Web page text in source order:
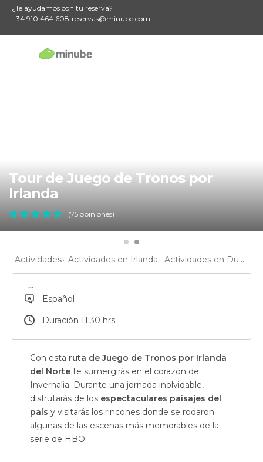
¿Te ayudamos con tu reserva?
+34 910 464 608 reservas@minube.com
Tour de Juego de Tronos por
Irlanda
(75 opiniones)
Actividades Actividades en Irlanda Actividades en Dublín
Español
Duración 11:30 hrs.
Con esta ruta de Juego de Tronos por Irlanda
del Norte te sumergirás en el corazón de
Invernalia. Durante una jornada inolvidable,
disfrutarás de los espectaculares paisajes del
país y visitarás los rincones donde se rodaron
algunas de las escenas más memorables de la
serie de HBO.